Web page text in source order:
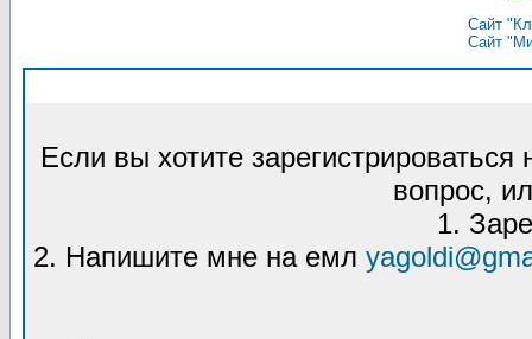
Сайт
Сайт
Если вы хотите
вопрос,
1.
2. Напишите мне на емл